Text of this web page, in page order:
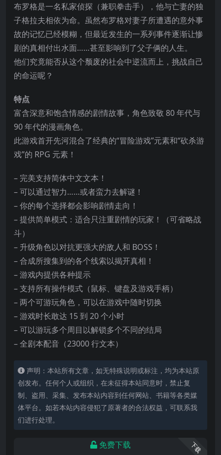
布罗格是一名私家侦探（兼职拳击手），他与亡妻的独
子格拉夫相依为命。虽然布罗格对妻子所遭遇的意外事
故的记忆已经模糊，但最近发生的一系列事件逐渐让惨
剧的真相付出水面……甚至影响到了父子俩的人生。
他们究竟能否从这个颓废的社会中逆流而上，挑战自己
的命运呢？
特点
富含深意和饱含情感的剧情故事，角色致敬 80 年代与
90年代的漫画角色。
此游戏首开先河混合了经典的“冒险游戏”元素和“砍杀游
戏”的 RPG 元素！
– 完美支持简体中文文本！
– 可以通过智力……或者蛮力去解谜！
– 你的每个选择都会影响剧情走向！
– 提供简单模式：适合只注重剧情的玩家！（可省略战
斗）
– 升级角色以对抗更强大的敌人和 BOSS！
– 合成所搜集到的各个线索以揭开真相！
– 游戏内提供各种提示
– 支持所有操作模式（鼠标、键盘及游戏手柄）
– 两个可游玩角色，可以在游戏中随时切换
– 游戏时长敢达 15 到 20 个小时
– 可以游玩多个周目以解锁多个不同的结局
– 全剧本配音（23000 行文本）
声明：本站所有文章，如无特殊说明或标注，均为本站原
创发布。任何个人或组织，在未征得本站同意时，禁止复
制、盗用、采集、发布本站内容到任何网站、书籍等各类媒
体平台。如若本站内容侵犯了原著者的合法权益，可联系我
们进行处理。
下载
免费下载